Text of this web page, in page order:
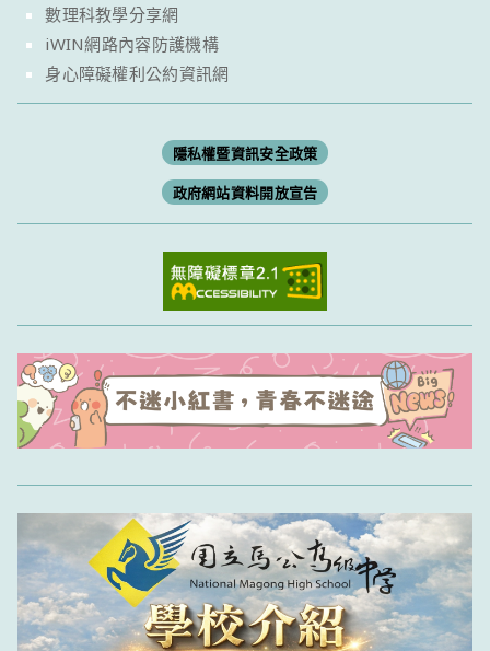
數理科教學分享網
iWIN網路內容防護機構
身心障礙權利公約資訊網
隱私權暨資訊安全政策
政府網站資料開放宣告